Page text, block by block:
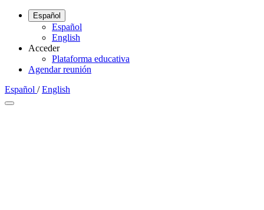
Español
Español
English
Acceder
Plataforma educativa
Agendar reunión
Español / English